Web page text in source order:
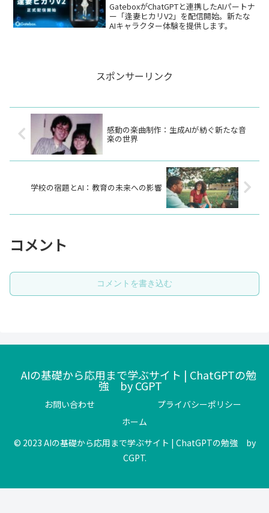
GateboxがChatGPTと連携したAIパートナ
ー「逢妻ヒカリV2」を配信開始。新たな
AIキャラクター体験を提供します。
スポンサーリンク
感動の楽曲制作：生成AIが紡ぐ新たな音
楽の世界
学校の宿題とAI：教育の未来への影響
コメント
コメントを書き込む
AIの基礎から応用まで学ぶサイト | ChatGPTの勉
強 by CGPT
お問い合わせ
プライバシーポリシー
ホーム
© 2023 AIの基礎から応用まで学ぶサイト | ChatGPTの勉強 by
CGPT.